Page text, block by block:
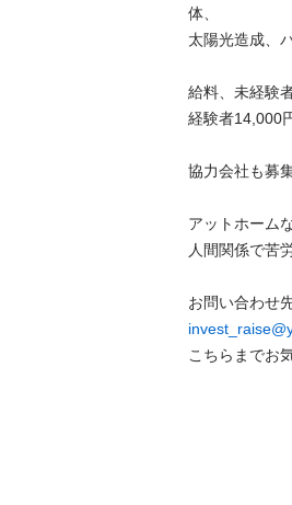
体、
太陽光造成、
給料、未経験
経験者14,000
協力会社も募
アットホーム
人間関係で苦
こちらまでお